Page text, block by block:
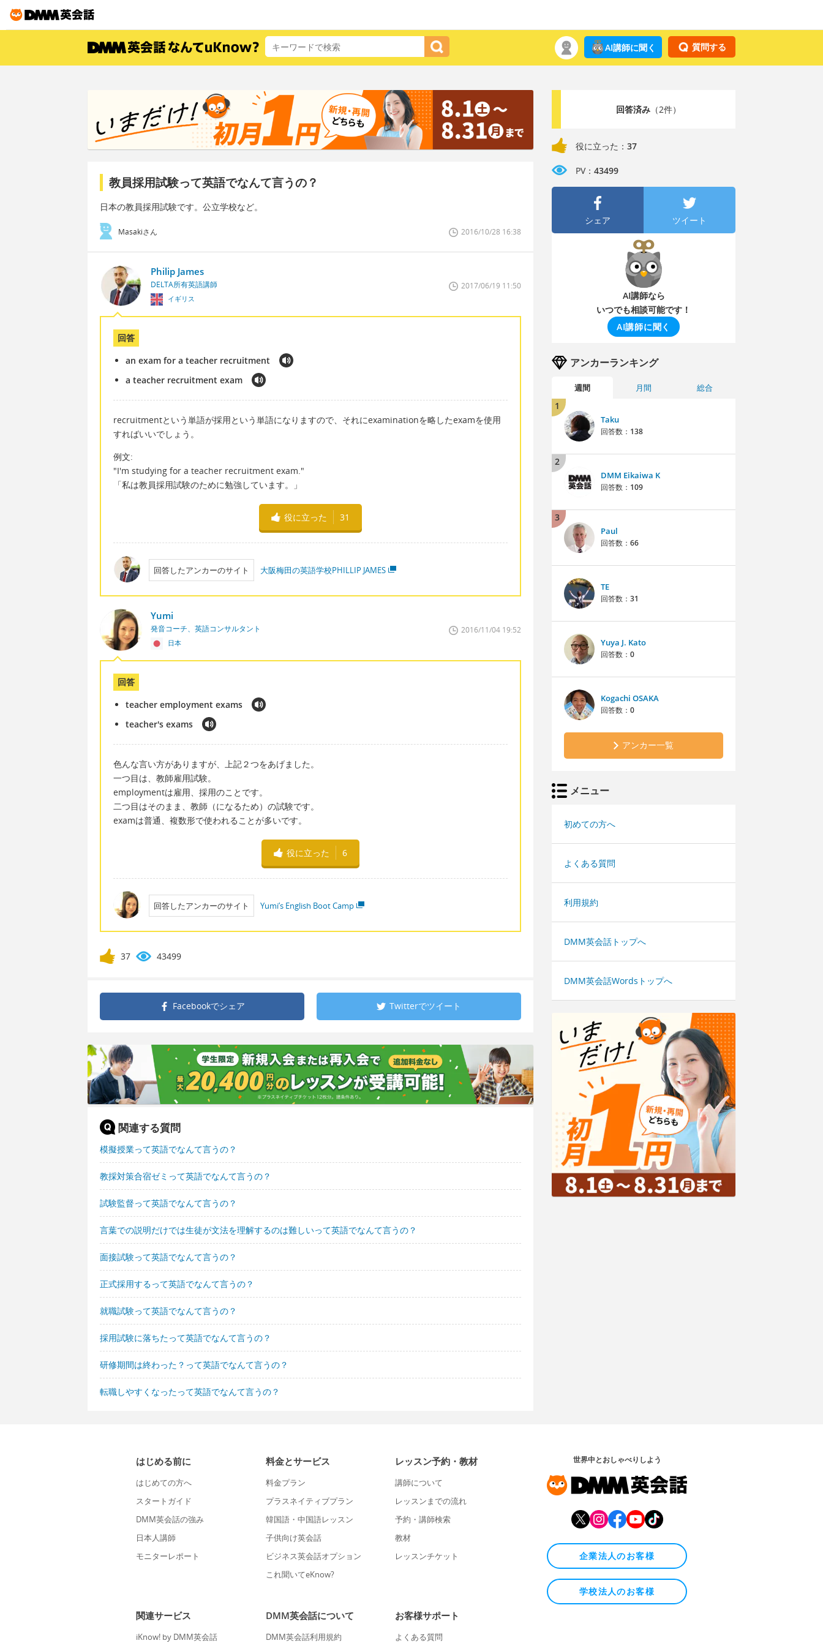
質問する
AI講師に聞く
教員採用試験って英語でなんて言うの？
日本の教員採用試験です。公立学校など。
Masakiさん 2016/10/28 16:38
Philip James
DELTA所有英語講師
イギリス
2017/06/19 11:50
回答
an exam for a teacher recruitment
a teacher recruitment exam
recruitmentという単語が採用という単語になりますので、それにexaminationを略したexamを使用
すればいいでしょう。
例文:
"I'm studying for a teacher recruitment exam."
「私は教員採用試験のために勉強しています。」
役に立った 31
回答したアンカーのサイト 大阪梅田の英語学校PHILLIP JAMES
Yumi
発音コーチ、英語コンサルタント
日本
2016/11/04 19:52
回答
teacher employment exams
teacher's exams
色んな言い方がありますが、上記２つをあげました。
一つ目は、教師雇用試験。
employmentは雇用、採用のことです。
二つ目はそのまま、教師（になるため）の試験です。
examは普通、複数形で使われることが多いです。
役に立った 6
回答したアンカーのサイト Yumi’s English Boot Camp
37 43499
Facebookでシェア Twitterでツイート
関連する質問
模擬授業って英語でなんて言うの？
教採対策合宿ゼミって英語でなんて言うの？
試験監督って英語でなんて言うの？
言葉での説明だけでは生徒が文法を理解するのは難しいって英語でなんて言うの？
面接試験って英語でなんて言うの？
正式採用するって英語でなんて言うの？
就職試験って英語でなんて言うの？
採用試験に落ちたって英語でなんて言うの？
研修期間は終わった？って英語でなんて言うの？
転職しやすくなったって英語でなんて言うの？
回答済み（2件）
役に立った： 37
PV： 43499
シェア ツイート
AI講師なら
いつでも相談可能です！
AI講師に聞く
アンカーランキング
週間 月間 総合
1
Taku
回答数： 138
2
DMM Eikaiwa K
回答数： 109
3
Paul
回答数： 66
TE
回答数： 31
Yuya J. Kato
回答数： 0
Kogachi OSAKA
回答数： 0
アンカー一覧
メニュー
初めての方へ
よくある質問
利用規約
DMM英会話トップへ
DMM英会話Wordsトップへ
はじめる前に
はじめての方へ
スタートガイド
DMM英会話の強み
日本人講師
モニターレポート
料金とサービス
料金プラン
プラスネイティブプラン
韓国語・中国語レッスン
子供向け英会話
ビジネス英会話オプション
これ聞いてeKnow?
レッスン予約・教材
講師について
レッスンまでの流れ
予約・講師検索
教材
レッスンチケット
関連サービス
iKnow! by DMM英会話
DMM英会話について
DMM英会話利用規約
お客様サポート
よくある質問
世界中とおしゃべりしよう
企業法人のお客様
学校法人のお客様